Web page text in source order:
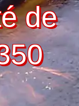
de